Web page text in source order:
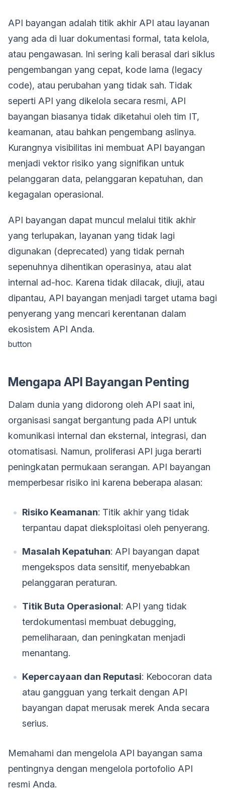
API bayangan adalah titik akhir API atau layanan
yang ada di luar dokumentasi formal, tata kelola,
atau pengawasan. Ini sering kali berasal dari siklus
pengembangan yang cepat, kode lama (legacy
code), atau perubahan yang tidak sah. Tidak
seperti API yang dikelola secara resmi, API
bayangan biasanya tidak diketahui oleh tim IT,
keamanan, atau bahkan pengembang aslinya.
Kurangnya visibilitas ini membuat API bayangan
menjadi vektor risiko yang signifikan untuk
pelanggaran data, pelanggaran kepatuhan, dan
kegagalan operasional.
API bayangan dapat muncul melalui titik akhir
yang terlupakan, layanan yang tidak lagi
digunakan (deprecated) yang tidak pernah
sepenuhnya dihentikan operasinya, atau alat
internal ad-hoc. Karena tidak dilacak, diuji, atau
dipantau, API bayangan menjadi target utama bagi
penyerang yang mencari kerentanan dalam
ekosistem API Anda.
button
Mengapa API Bayangan Penting
Dalam dunia yang didorong oleh API saat ini,
organisasi sangat bergantung pada API untuk
komunikasi internal dan eksternal, integrasi, dan
otomatisasi. Namun, proliferasi API juga berarti
peningkatan permukaan serangan. API bayangan
memperbesar risiko ini karena beberapa alasan:
Risiko Keamanan: Titik akhir yang tidak
terpantau dapat dieksploitasi oleh penyerang.
Masalah Kepatuhan: API bayangan dapat
mengekspos data sensitif, menyebabkan
pelanggaran peraturan.
Titik Buta Operasional: API yang tidak
terdokumentasi membuat debugging,
pemeliharaan, dan peningkatan menjadi
menantang.
Kepercayaan dan Reputasi: Kebocoran data
atau gangguan yang terkait dengan API
bayangan dapat merusak merek Anda secara
serius.
Memahami dan mengelola API bayangan sama
pentingnya dengan mengelola portofolio API
resmi Anda.